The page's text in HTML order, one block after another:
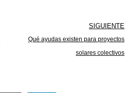
SIGUIENTE
Qué ayudas existen para proyectos
solares colectivos